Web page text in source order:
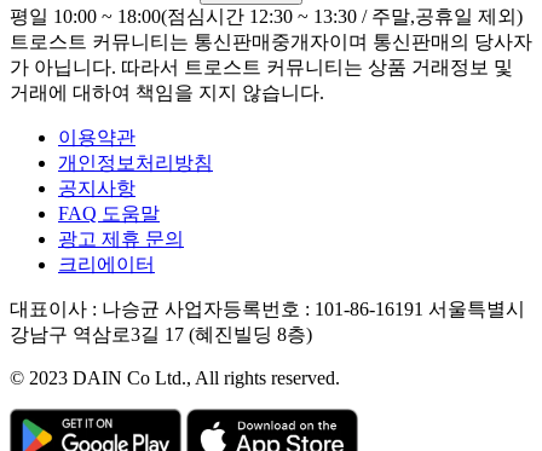
평일 10:00 ~ 18:00(점심시간 12:30 ~ 13:30 / 주말,공휴일 제외)
트로스트 커뮤니티는 통신판매중개자이며 통신판매의 당사자
가 아닙니다. 따라서 트로스트 커뮤니티는 상품 거래정보 및
거래에 대하여 책임을 지지 않습니다.
이용약관
개인정보처리방침
공지사항
FAQ 도움말
광고 제휴 문의
크리에이터
대표이사 : 나승균 사업자등록번호 : 101-86-16191 서울특별시
강남구 역삼로3길 17 (혜진빌딩 8층)
© 2023 DAIN Co Ltd., All rights reserved.